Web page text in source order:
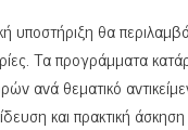
υποστήριξη θα
Τα προγράμματα
ανά θεματικό
και πρακτική